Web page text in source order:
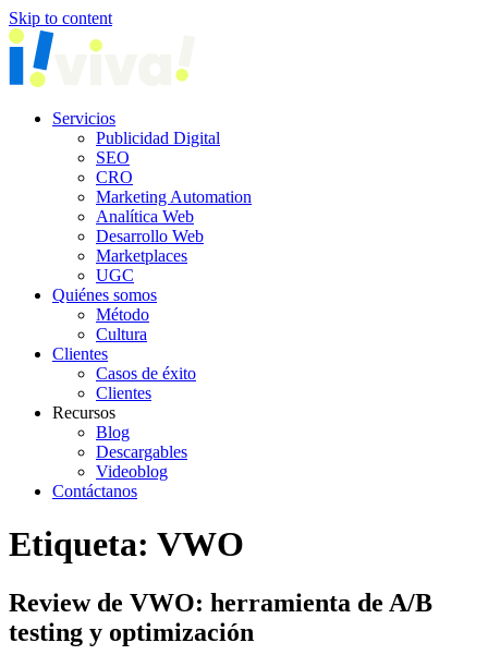
Skip to content
Servicios
Publicidad Digital
SEO
CRO
Marketing Automation
Analítica Web
Desarrollo Web
Marketplaces
UGC
Quiénes somos
Método
Cultura
Clientes
Casos de éxito
Clientes
Recursos
Blog
Descargables
Videoblog
Contáctanos
Etiqueta: VWO
Review de VWO: herramienta de A/B
testing y optimización